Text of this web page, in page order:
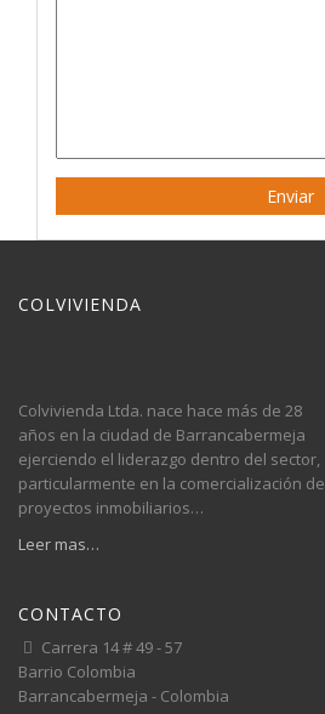
COLVIVIENDA
Colvivienda Ltda. nace hace más de 28
años en la ciudad de Barrancabermeja
ejerciendo el liderazgo dentro del sector,
particularmente en la comercialización de
proyectos inmobiliarios…
Leer mas…
CONTACTO
Carrera 14 # 49 - 57
Barrio Colombia
Barrancabermeja - Colombia